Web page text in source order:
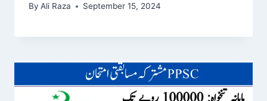
By Ali Raza September 15, 2024